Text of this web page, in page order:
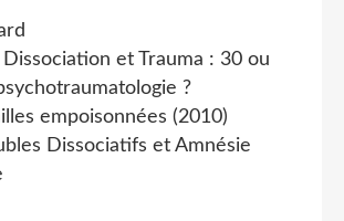
et Trauma : 30 ou
?
empoisonnées (2010)
Dissociatifs et Amnésie